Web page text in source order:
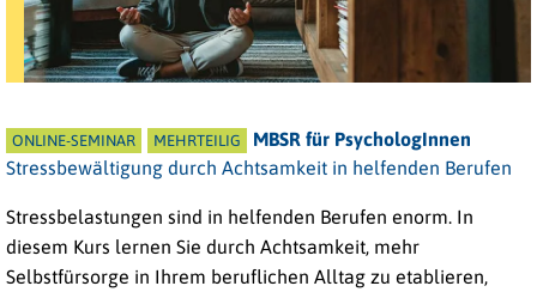
ONLINE-SEMINAR MEHRTEILIG
MBSR für PsychologInnen
Stressbewältigung durch Achtsamkeit in helfenden Berufen
Stressbelastungen sind in helfenden Berufen enorm. In
diesem Kurs lernen Sie durch Achtsamkeit, mehr
Selbstfürsorge in Ihrem beruflichen Alltag zu etablieren,